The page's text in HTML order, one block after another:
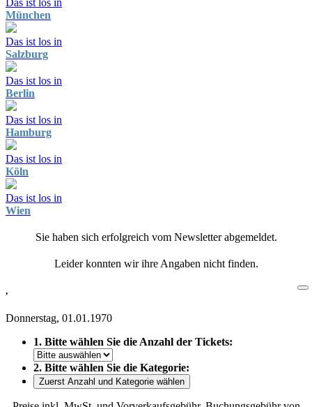
Das ist los in
München
Das ist los in
Salzburg
Das ist los in
Berlin
Das ist los in
Hamburg
Das ist los in
Köln
Das ist los in
Wien
Sie haben sich erfolgreich vom Newsletter abgemeldet.
Leider konnten wir ihre Angaben nicht finden.
,
Donnerstag, 01.01.1970
1. Bitte wählen Sie die Anzahl der Tickets:
2. Bitte wählen Sie die Kategorie:
Zuerst Anzahl und Kategorie wählen